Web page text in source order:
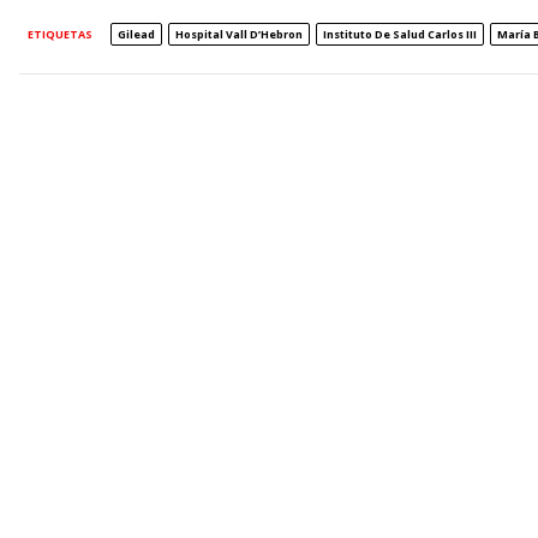
ETIQUETAS Gilead Hospital Vall D’Hebron Instituto De Salud Carlos III María